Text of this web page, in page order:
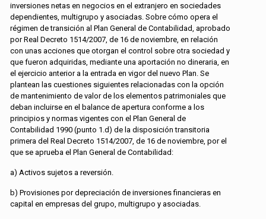
inversiones netas en negocios en el extranjero en sociedades
dependientes, multigrupo y asociadas. Sobre cómo opera el
régimen de transición al Plan General de Contabilidad, aprobado
por Real Decreto 1514/2007, de 16 de noviembre, en relación
con unas acciones que otorgan el control sobre otra sociedad y
que fueron adquiridas, mediante una aportación no dineraria, en
el ejercicio anterior a la entrada en vigor del nuevo Plan. Se
plantean las cuestiones siguientes relacionadas con la opción
de mantenimiento de valor de los elementos patrimoniales que
deban incluirse en el balance de apertura conforme a los
principios y normas vigentes con el Plan General de
Contabilidad 1990 (punto 1.d) de la disposición transitoria
primera del Real Decreto 1514/2007, de 16 de noviembre, por el
que se aprueba el Plan General de Contabilidad:
a) Activos sujetos a reversión.
b) Provisiones por depreciación de inversiones financieras en
capital en empresas del grupo, multigrupo y asociadas.